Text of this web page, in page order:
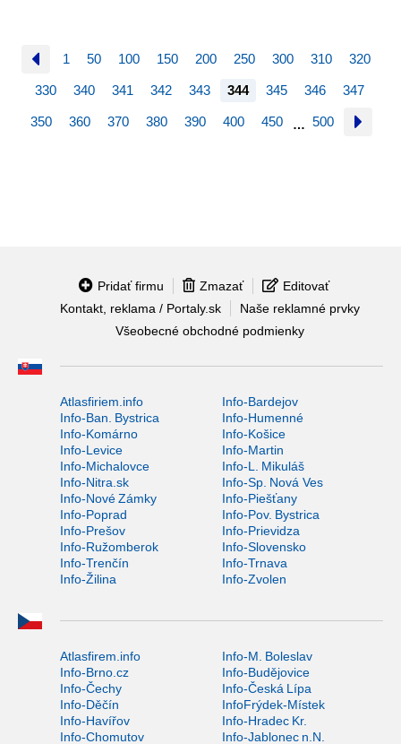
1 50 100 150 200 250 300 310 320
330 340 341 342 343 344 345 346 347
350 360 370 380 390 400 450 … 500
Pridať firmu Zmazať
Editovať
Kontakt, reklama / Portaly.sk
Naše reklamné prvky
Všeobecné obchodné podmienky
Atlasfiriem.info
Info-Bardejov
Info-Ban. Bystrica
Info-Humenné
Info-Komárno
Info-Košice
Info-Levice
Info-Martin
Info-Michalovce
Info-L. Mikuláš
Info-Nitra.sk
Info-Sp. Nová Ves
Info-Nové Zámky
Info-Piešťany
Info-Poprad
Info-Pov. Bystrica
Info-Prešov
Info-Prievidza
Info-Ružomberok
Info-Slovensko
Info-Trenčín
Info-Trnava
Info-Žilina
Info-Zvolen
Atlasfirem.info
Info-M. Boleslav
Info-Brno.cz
Info-Budějovice
Info-Čechy
Info-Česká Lípa
Info-Děčín
InfoFrýdek-Místek
Info-Havířov
Info-Hradec Kr.
Info-Chomutov
Info-Jablonec n.N.